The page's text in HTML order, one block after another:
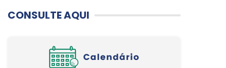
CONSULTE AQUI